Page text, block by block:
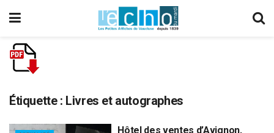
Étiquette : Livres et autographes
Hôtel des ventes d’Avignon,